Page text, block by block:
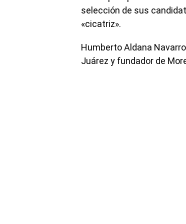
selección de sus
«cicatriz».
Humberto Aldana
Juárez y fundador de